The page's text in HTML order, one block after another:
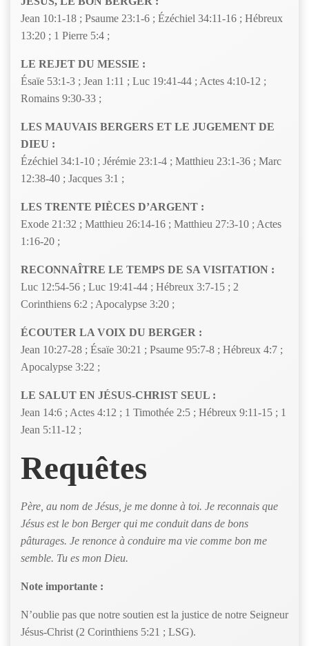
Jean 10:1-18 ; Psaume 23:1-6 ; Ézéchiel 34:11-16 ; Hébreux
13:20 ; 1 Pierre 5:4 ;
LE REJET DU MESSIE :
Ésaïe 53:1-3 ; Jean 1:11 ; Luc 19:41-44 ; Actes 4:10-12 ;
Romains 9:30-33 ;
LES MAUVAIS BERGERS ET LE JUGEMENT DE
DIEU :
Ézéchiel 34:1-10 ; Jérémie 23:1-4 ; Matthieu 23:1-36 ; Marc
12:38-40 ; Jacques 3:1 ;
LES TRENTE PIÈCES D’ARGENT :
Exode 21:32 ; Matthieu 26:14-16 ; Matthieu 27:3-10 ; Actes
1:16-20 ;
RECONNAÎTRE LE TEMPS DE SA VISITATION :
Luc 12:54-56 ; Luc 19:41-44 ; Hébreux 3:7-15 ; 2
Corinthiens 6:2 ; Apocalypse 3:20 ;
ÉCOUTER LA VOIX DU BERGER :
Jean 10:27-28 ; Ésaïe 30:21 ; Psaume 95:7-8 ; Hébreux 4:7 ;
Apocalypse 3:22 ;
LE SALUT EN JÉSUS-CHRIST SEUL :
Jean 14:6 ; Actes 4:12 ; 1 Timothée 2:5 ; Hébreux 9:11-15 ; 1
Jean 5:11-12 ;
Requêtes
Père, au nom de Jésus, je me donne à toi. Je reconnais que
Jésus est le bon Berger qui me conduit dans de bons
pâturages. Je renonce à conduire ma vie comme bon me
semble. Tu es mon Dieu.
Note importante :
N’oublie pas que notre soutien est la justice de notre Seigneur
Jésus-Christ (2 Corinthiens 5:21 ; LSG).